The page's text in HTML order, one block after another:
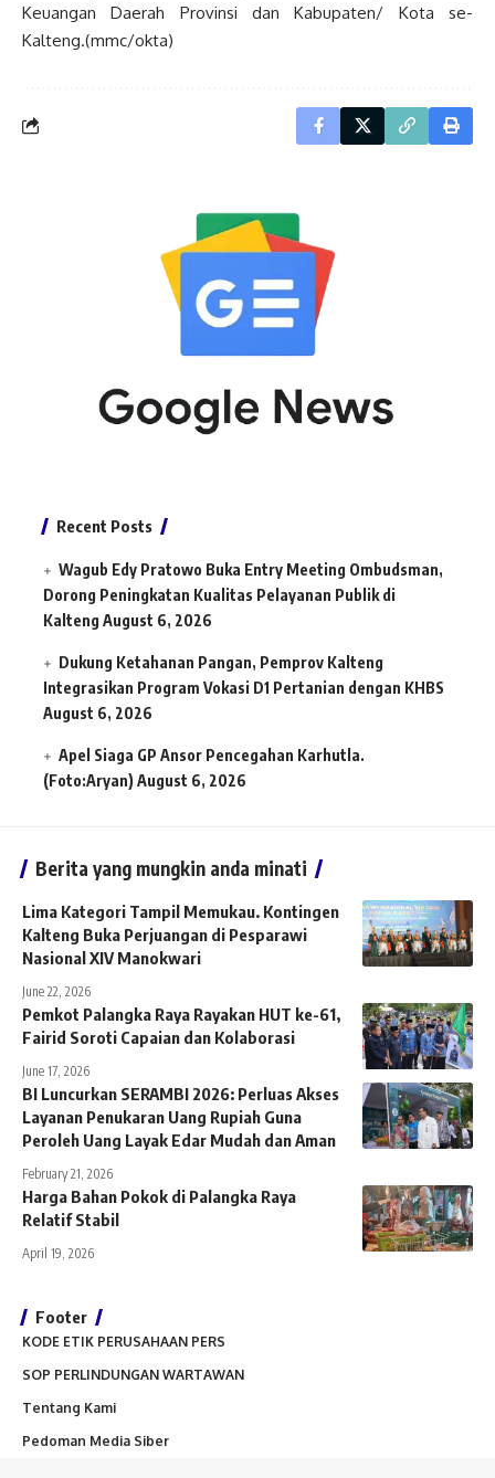
Keuangan Daerah Provinsi dan Kabupaten/ Kota se-
Kalteng.(mmc/okta)
Recent Posts
Wagub Edy Pratowo Buka Entry Meeting Ombudsman,
Dorong Peningkatan Kualitas Pelayanan Publik di
Kalteng August 6, 2026
Dukung Ketahanan Pangan, Pemprov Kalteng
Integrasikan Program Vokasi D1 Pertanian dengan KHBS
August 6, 2026
Apel Siaga GP Ansor Pencegahan Karhutla.
(Foto:Aryan) August 6, 2026
Berita yang mungkin anda minati
Lima Kategori Tampil Memukau. Kontingen
Kalteng Buka Perjuangan di Pesparawi
Nasional XIV Manokwari
June 22, 2026
Pemkot Palangka Raya Rayakan HUT ke-61,
Fairid Soroti Capaian dan Kolaborasi
June 17, 2026
BI Luncurkan SERAMBI 2026: Perluas Akses
Layanan Penukaran Uang Rupiah Guna
Peroleh Uang Layak Edar Mudah dan Aman
February 21, 2026
Harga Bahan Pokok di Palangka Raya
Relatif Stabil
April 19, 2026
Footer
KODE ETIK PERUSAHAAN PERS
SOP PERLINDUNGAN WARTAWAN
Tentang Kami
Pedoman Media Siber